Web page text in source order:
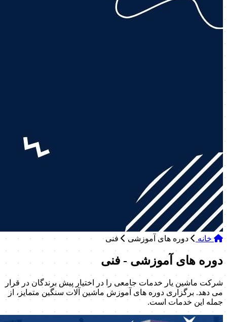
خانه دوره های آموزشی فنی
دوره های آموزشی - فنی
شرکت ماشین یار خدمات جامعی را در اختیار پیش برندگان در قرار
می دهد. برگزاری دوره های آموزش ماشین آلات سنگین متمایز، از
جمله این خدمات است.